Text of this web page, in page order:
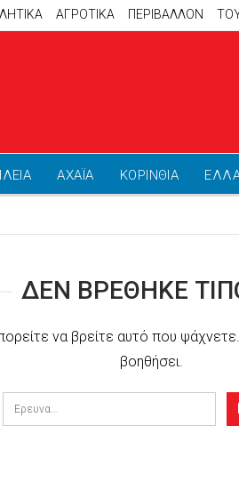
ΑΓΡΟΤΙΚΑ ΠΕΡΙΒΑΛΛΟΝ
ΑΧΑΪΑ ΚΟΡΙΝΘΙΑ
ΔΕΝ ΒΡΈΘΗΚΕ
να βρείτε αυτό που
βοηθήσει.